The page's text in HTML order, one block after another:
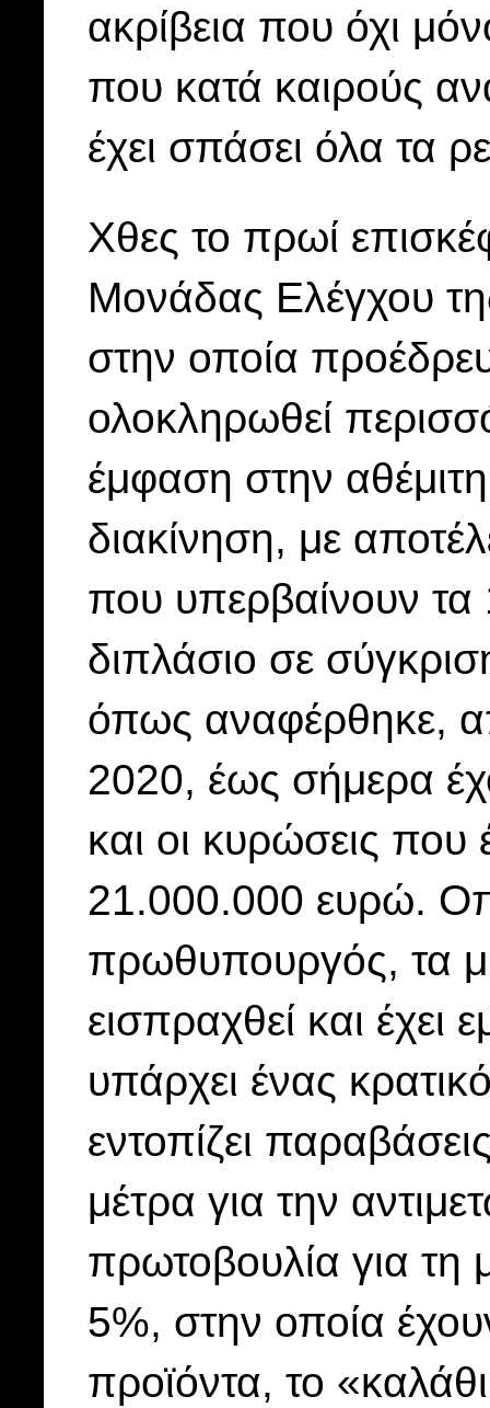
ακρίβεια που όχι
που κατά καιρούς
έχει σπάσει όλα τα
Χθες το πρωί
Μονάδας Ελέγχου
στην οποία
ολοκληρωθεί
έμφαση στην
διακίνηση, με
που υπερβαίνουν
διπλάσιο σε
όπως αναφέρθηκε,
2020, έως σήμερα
και οι κυρώσεις που
21.000.000 ευρώ.
πρωθυπουργός, τα
εισπραχθεί και έχει
υπάρχει ένας
εντοπίζει
μέτρα για την
πρωτοβουλία για τη
5%, στην οποία
προϊόντα, το